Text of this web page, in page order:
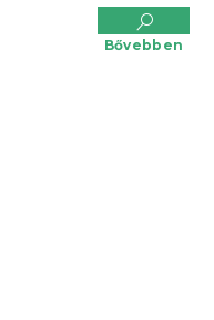
Bővebben